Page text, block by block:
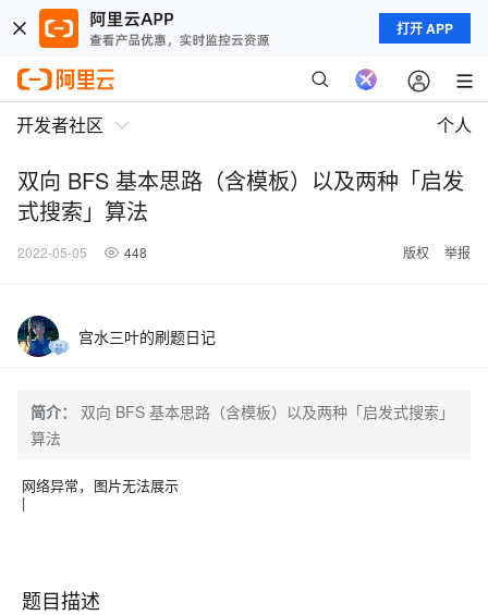
打开 APP
开发者社区 个人
双向 BFS 基本思路（含模板）以及两种「启发
式搜索」算法
2022-05-05 448 版权 举报
宫水三叶的刷题日记
简介：
双向 BFS 基本思路（含模板）以及两种「启发式搜索」
算法
网络异常，图片无法展示
|
题目描述